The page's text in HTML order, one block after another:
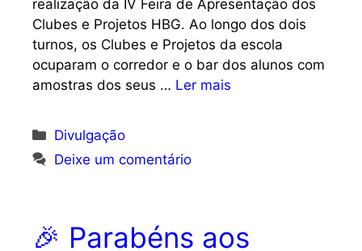
realização da IV Feira de Apresentação dos
Clubes e Projetos HBG. Ao longo dos dois
turnos, os Clubes e Projetos da escola
ocuparam o corredor e o bar dos alunos com
amostras dos seus … Ler mais
Categorias
Divulgação
Deixe um comentário
🎉 Parabéns aos